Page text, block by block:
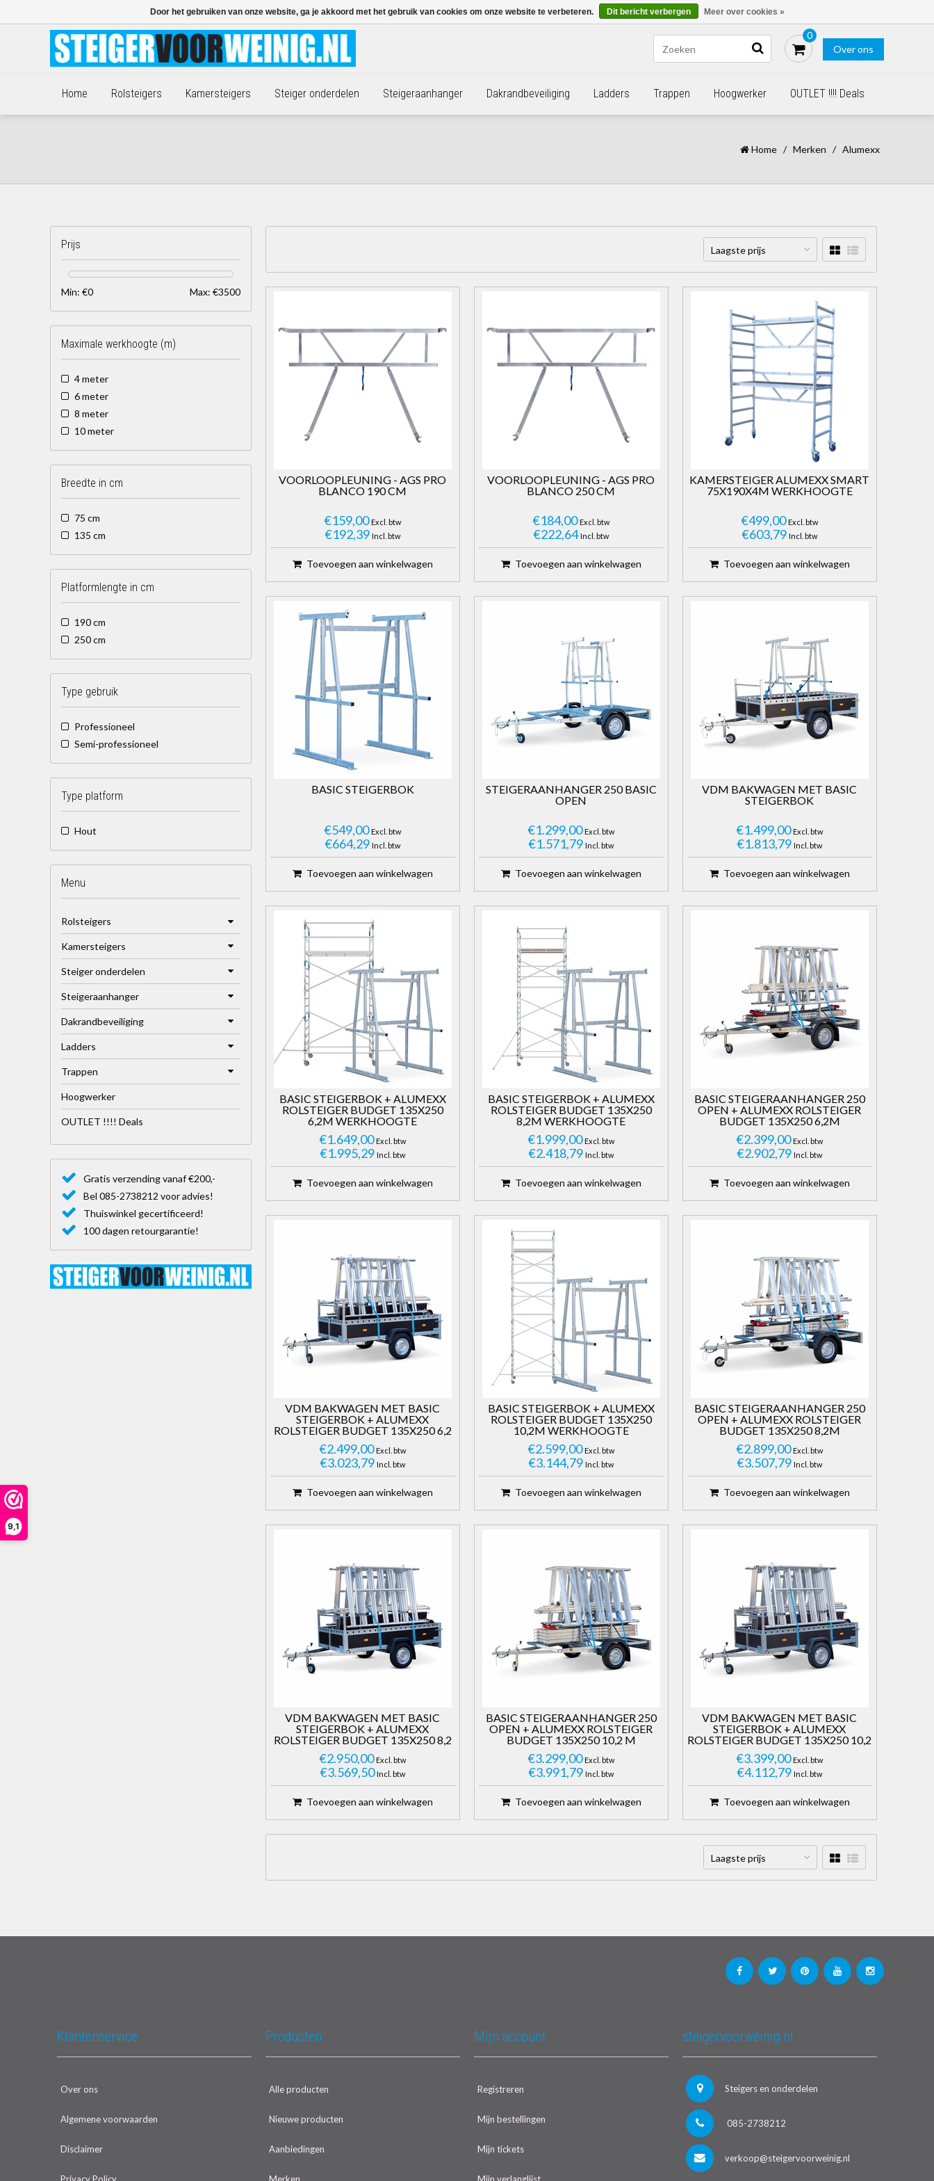
9,1
Blogs Bestellen - €0,00
Over ons
0
Home Rolsteigers Kamersteigers Steiger onderdelen Steigeraanhanger Dakrandbeveiliging Ladders Trappen Hoogwerker OUTLET !!!! Deals
Home / Merken / Alumexx
Laagste prijs
VOORLOOPLEUNING - AGS PRO
BLANCO 190 CM
€159,00 Excl. btw
€192,39 Incl. btw
Toevoegen aan winkelwagen
VOORLOOPLEUNING - AGS PRO
BLANCO 250 CM
€184,00 Excl. btw
€222,64 Incl. btw
Toevoegen aan winkelwagen
KAMERSTEIGER ALUMEXX SMART
75X190X4M WERKHOOGTE
€499,00 Excl. btw
€603,79 Incl. btw
Toevoegen aan winkelwagen
BASIC STEIGERBOK
€549,00 Excl. btw
€664,29 Incl. btw
Toevoegen aan winkelwagen
STEIGERAANHANGER 250 BASIC
OPEN
€1.299,00 Excl. btw
€1.571,79 Incl. btw
Toevoegen aan winkelwagen
VDM BAKWAGEN MET BASIC
STEIGERBOK
€1.499,00 Excl. btw
€1.813,79 Incl. btw
Toevoegen aan winkelwagen
BASIC STEIGERBOK + ALUMEXX
ROLSTEIGER BUDGET 135X250
6,2M WERKHOOGTE
€1.649,00 Excl. btw
€1.995,29 Incl. btw
Toevoegen aan winkelwagen
BASIC STEIGERBOK + ALUMEXX
ROLSTEIGER BUDGET 135X250
8,2M WERKHOOGTE
€1.999,00 Excl. btw
€2.418,79 Incl. btw
Toevoegen aan winkelwagen
BASIC STEIGERAANHANGER 250
OPEN + ALUMEXX ROLSTEIGER
BUDGET 135X250 6,2M
WERKHOOGTE
€2.399,00 Excl. btw
€2.902,79 Incl. btw
Toevoegen aan winkelwagen
VDM BAKWAGEN MET BASIC
STEIGERBOK + ALUMEXX
ROLSTEIGER BUDGET 135X250 6,2
WERKHOOGTE
€2.499,00 Excl. btw
€3.023,79 Incl. btw
Toevoegen aan winkelwagen
BASIC STEIGERBOK + ALUMEXX
ROLSTEIGER BUDGET 135X250
10,2M WERKHOOGTE
€2.599,00 Excl. btw
€3.144,79 Incl. btw
Toevoegen aan winkelwagen
BASIC STEIGERAANHANGER 250
OPEN + ALUMEXX ROLSTEIGER
BUDGET 135X250 8,2M
WERKHOOGTE
€2.899,00 Excl. btw
€3.507,79 Incl. btw
Toevoegen aan winkelwagen
VDM BAKWAGEN MET BASIC
STEIGERBOK + ALUMEXX
ROLSTEIGER BUDGET 135X250 8,2
WERKHOOGTE
€2.950,00 Excl. btw
€3.569,50 Incl. btw
Toevoegen aan winkelwagen
BASIC STEIGERAANHANGER 250
OPEN + ALUMEXX ROLSTEIGER
BUDGET 135X250 10,2 M
WERKHOOGTE
€3.299,00 Excl. btw
€3.991,79 Incl. btw
Toevoegen aan winkelwagen
VDM BAKWAGEN MET BASIC
STEIGERBOK + ALUMEXX
ROLSTEIGER BUDGET 135X250 10,2
WERKHOOGTE
€3.399,00 Excl. btw
€4.112,79 Incl. btw
Toevoegen aan winkelwagen
Laagste prijs
Prijs
Min: €0 Max: €3500
Maximale werkhoogte (m)
4 meter
6 meter
8 meter
10 meter
Breedte in cm
75 cm
135 cm
Platformlengte in cm
190 cm
250 cm
Type gebruik
Professioneel
Semi-professioneel
Type platform
Hout
Menu
Rolsteigers
Kamersteigers
Steiger onderdelen
Steigeraanhanger
Dakrandbeveiliging
Ladders
Trappen
Hoogwerker
OUTLET !!!! Deals
Gratis verzending vanaf €200,-
Bel 085-2738212 voor advies!
Thuiswinkel gecertificeerd!
100 dagen retourgarantie!
Klantenservice
Over ons
Algemene voorwaarden
Disclaimer
Producten
Alle producten
Nieuwe producten
Aanbiedingen
Mijn account
Registreren
Mijn bestellingen
Mijn tickets
steigervoorweinig.nl
Steigers en onderdelen
085-2738212
verkoop@steigervoorweinig.nl
Door het gebruiken van onze website, ga je akkoord met het gebruik van cookies om onze website te verbeteren. Dit bericht verbergen Meer over cookies »